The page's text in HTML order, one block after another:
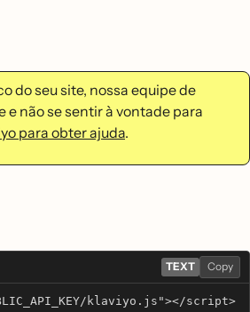
do seu site, nossa equipe de
não se sentir à vontade para
para obter ajuda.
TEXT Copy
klaviyo.js"></script>